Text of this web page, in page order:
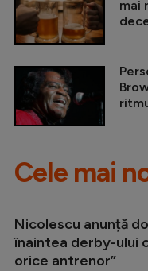
mai
Cele mai
Nicolescu anunță
înaintea derby-ului
orice antrenor”